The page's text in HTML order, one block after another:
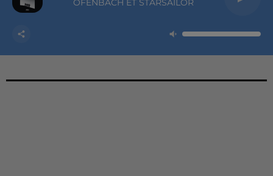
OFENBACH ET STARSAILOR